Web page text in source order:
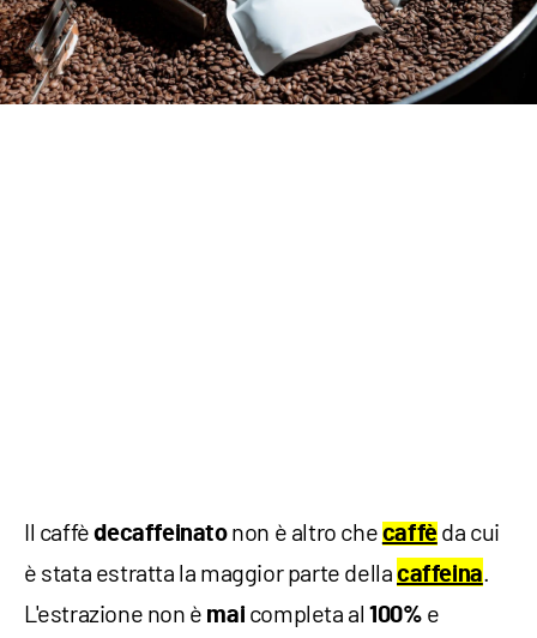
Il caffèdecaffeinatonon è altro che caffè da cui
è stata estratta la maggior parte dellacaffeina.
L'estrazione non è mai completa al100% e